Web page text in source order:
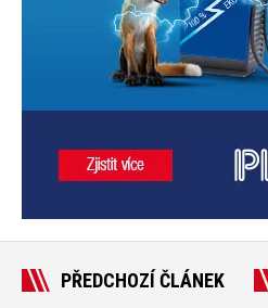
PŘEDCHOZÍ ČLÁNEK